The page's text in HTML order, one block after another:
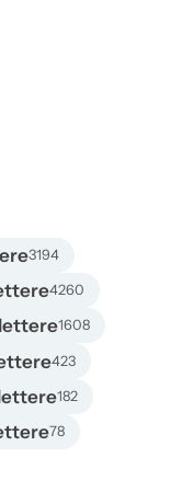
3194
4260
1608
423
182
78